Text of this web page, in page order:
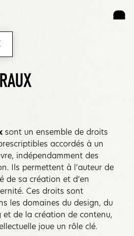
sont un ensemble de droits
accordés à un
indépendamment des
Ils permettent à l’auteur de
de sa création et d’en
Ces droits sont
les domaines du design, du
et de la création de contenu,
joue un rôle clé.